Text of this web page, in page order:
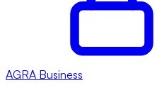
AGRA Business